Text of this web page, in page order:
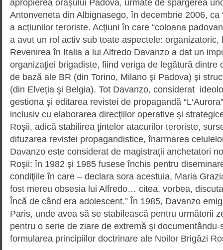
apropierea oraşului Padova, urmate de spargerea
Antonveneta din Albignasego, în de­cem­brie 2006, ca
a acţiunilor teroriste. Acţiuni în care “coloana
a avut un rol activ sub toa­te aspectele: organizatoric,
Revenirea în Italia a lui Alfredo Davanzo a dat un
organizaţiei brigadiste, fiind veriga de legătură dintre
de bază ale BR (din Torino, Milano şi Padova) şi
(din Elveţia şi Belgia). Tot Davanzo, considerat
gestiona şi editarea revis­tei de propagandă
inclusiv cu elaborarea direc­ţiilor operative şi
Roşii, adică stabilirea ţintelor atacurilor teroriste,
difuzarea revistei propagandistice, înarmarea
Davanzo este considerat de magistraţii anchetatori
Roşii: în 1982 şi 1985 fusese închis pentru
condiţiile în care – declara sora acestuia, Maria
fost mereu obsesia lui Alfredo… citea, vorbea,
Încă de când era adolescent.” În 1985, Da­van­zo
Paris, unde avea să se stabilească pentru urmă­torii
pentru o serie de ziare de extremă şi
formularea principiilor doctrinare ale Noilor Brigăzi